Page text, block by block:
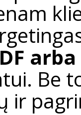
Be
ir